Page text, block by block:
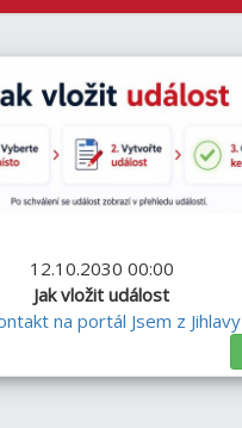
12.10.2030 00:00
Jak vložit událost
na portál Jsem z Jihlavy